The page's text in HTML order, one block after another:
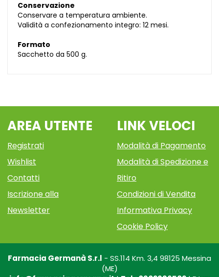
Conservazione
Conservare a temperatura ambiente.
Validità a confezionamento integro: 12 mesi.
Formato
Sacchetto da 500 g.
AREA UTENTE
Registrati
Wishlist
Contatti
Iscrizione alla
Newsletter
LINK VELOCI
Modalità di Pagamento
Modalità di Spedizione e
Ritiro
Condizioni di Vendita
Informativa Privacy
Cookie Policy
Farmacia Germanà S.r.l - SS.114 Km. 3,4 98125 Messina
(ME)